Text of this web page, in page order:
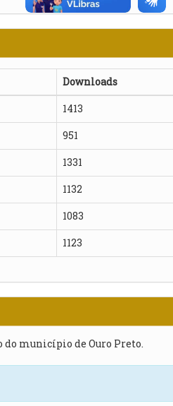
Downloads
1413
951
1331
1132
1083
1123
município de Ouro Preto.